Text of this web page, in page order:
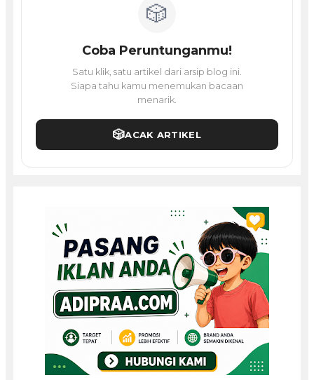
🎲
Coba Peruntunganmu!
Satu klik, satu artikel dari arsip blog ini.
Siapa tahu kamu menemukan bacaan
menarik.
🎲ACAK ARTIKEL